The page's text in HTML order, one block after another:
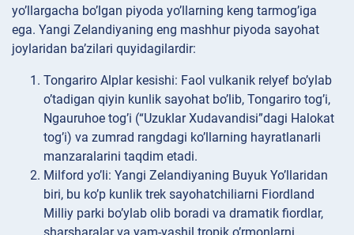
yo’llargacha bo’lgan piyoda yo’llarning keng tarmog’iga
ega. Yangi Zelandiyaning eng mashhur piyoda sayohat
joylaridan ba’zilari quyidagilardir:
Tongariro Alplar kesishi: Faol vulkanik relyef bo’ylab
o’tadigan qiyin kunlik sayohat bo’lib, Tongariro tog’i,
Ngauruhoe tog’i (“Uzuklar Xudavandisi”dagi Halokat
tog’i) va zumrad rangdagi ko’llarning hayratlanarli
manzaralarini taqdim etadi.
Milford yo’li: Yangi Zelandiyaning Buyuk Yo’llaridan
biri, bu ko’p kunlik trek sayohatchiliarni Fiordland
Milliy parki bo’ylab olib boradi va dramatik fiordlar,